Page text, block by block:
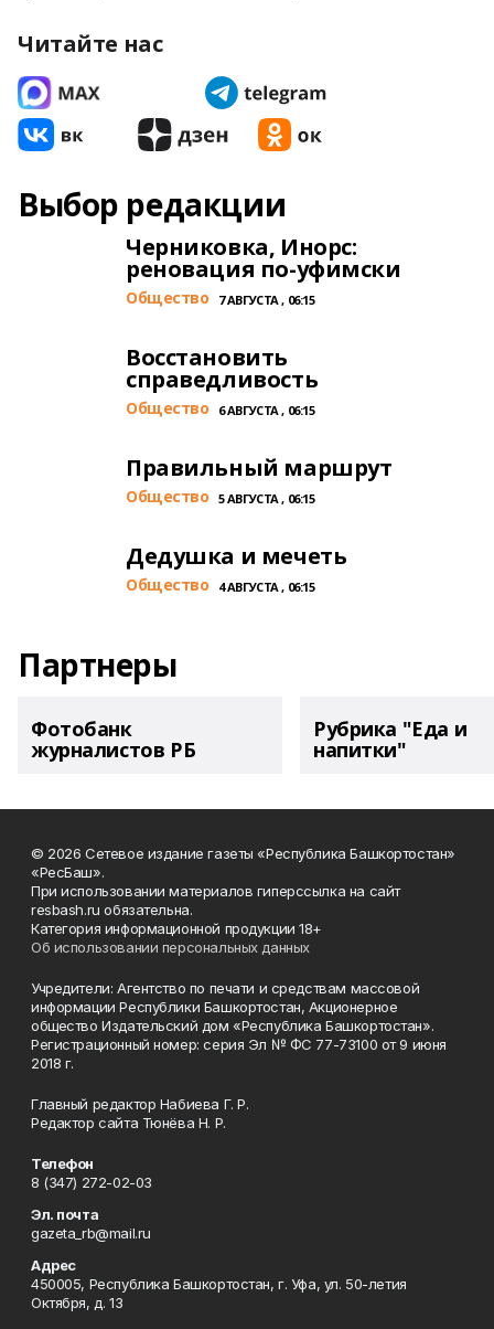
Читайте нас
Выбор редакции
Черниковка, Инорс:
реновация по-уфимски
Общество 7 АВГУСТА , 06:15
Восстановить
справедливость
Общество 6 АВГУСТА , 06:15
Правильный маршрут
Общество 5 АВГУСТА , 06:15
Дедушка и мечеть
Общество 4 АВГУСТА , 06:15
Партнеры
Фотобанк
журналистов РБ
Рубрика "Еда и
напитки"
© 2026 Сетевое издание газеты «Республика Башкортостан»
«РесБаш».
При использовании материалов гиперссылка на сайт
resbash.ru обязательна.
Категория информационной продукции 18+
Об использовании персональных данных
Учредители: Агентство по печати и средствам массовой
информации Республики Башкортостан, Акционерное
общество Издательский дом «Республика Башкортостан».
Регистрационный номер: серия Эл № ФС 77-73100 от 9 июня
2018 г.
Главный редактор Набиева Г. Р.
Редактор сайта Тюнёва Н. Р.
Телефон
8 (347) 272-02-03
Эл. почта
gazeta_rb@mail.ru
Адрес
450005, Республика Башкортостан, г. Уфа, ул. 50-летия
Октября, д. 13